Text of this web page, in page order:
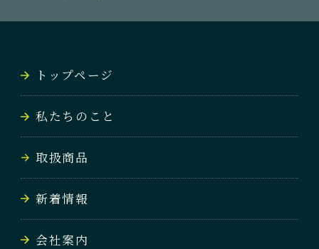
新着情報
会社案内
COMPANY
お問い合わせ
トップページ
私たちのこと
取扱商品
新着情報
会社案内